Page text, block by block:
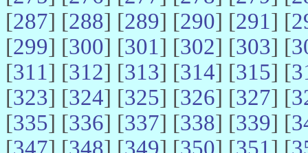
[287] [288] [289] [290] [291] [
[299] [300] [301] [302] [303] [
[311] [312] [313] [314] [315] [
[323] [324] [325] [326] [327] [
[335] [336] [337] [338] [339] [
[347] [348] [349] [350] [351] [